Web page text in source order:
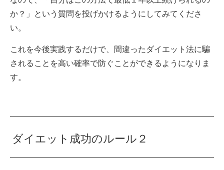
か？」という質問を投げかけるようにしてみてくださ
い。
これを今後実践するだけで、間違ったダイエット法に騙
されることを高い確率で防ぐことができるようになりま
す。
ダイエット成功のルール２